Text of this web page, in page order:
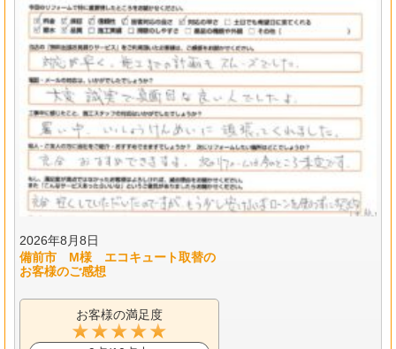
2026年8月8日
備前市 M様 エコキュート取替の
お客様のご感想
お客様の満足度